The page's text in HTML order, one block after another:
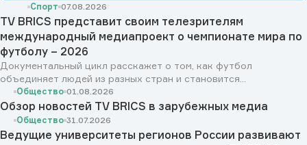
Спорт 07.08.2026
TV BRICS представит своим телезрителям
международный медиапроект о чемпионате мира по
футболу – 2026
Документальный цикл расскажет о том, как футбол
объединяет людей из разных стран и становится...
Общество 01.08.2026
Обзор новостей TV BRICS в зарубежных медиа
Общество 31.07.2026
Ведущие университеты регионов России развивают